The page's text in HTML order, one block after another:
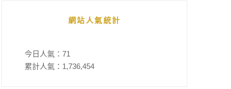
網站人氣統計
今日人氣： 71
累計人氣： 1,736,454